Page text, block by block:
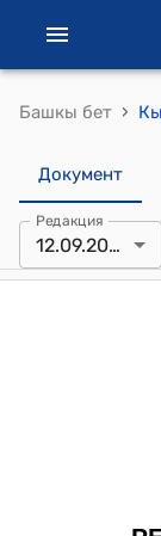
Башкы бет ›
Документ
Редакция
12.09.2024